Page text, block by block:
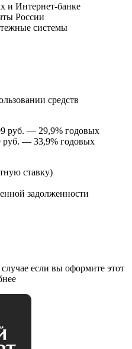
и Интернет-банке
России
системы
средств
руб. — 29,9% годовых
руб. — 33,9% годовых
ставку)
задолженности
если вы оформите этот